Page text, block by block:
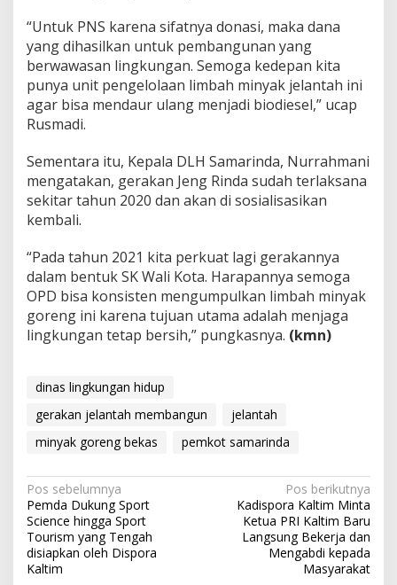
“Untuk PNS karena sifatnya donasi, maka dana
yang dihasilkan untuk pembangunan yang
berwawasan lingkungan. Semoga kedepan kita
punya unit pengelolaan limbah minyak jelantah ini
agar bisa mendaur ulang menjadi biodiesel,” ucap
Rusmadi.
Sementara itu, Kepala DLH Samarinda, Nurrahmani
mengatakan, gerakan Jeng Rinda sudah terlaksana
sekitar tahun 2020 dan akan di sosialisasikan
kembali.
“Pada tahun 2021 kita perkuat lagi gerakannya
dalam bentuk SK Wali Kota. Harapannya semoga
OPD bisa konsisten mengumpulkan limbah minyak
goreng ini karena tujuan utama adalah menjaga
lingkungan tetap bersih,” pungkasnya. (kmn)
dinas lingkungan hidup
gerakan jelantah membangun
jelantah
minyak goreng bekas
pemkot samarinda
Navigasi
pos
Pos sebelumnya
Pemda Dukung Sport
Science hingga Sport
Tourism yang Tengah
disiapkan oleh Dispora
Kaltim
Pos berikutnya
Kadispora Kaltim Minta
Ketua PRI Kaltim Baru
Langsung Bekerja dan
Mengabdi kepada
Masyarakat